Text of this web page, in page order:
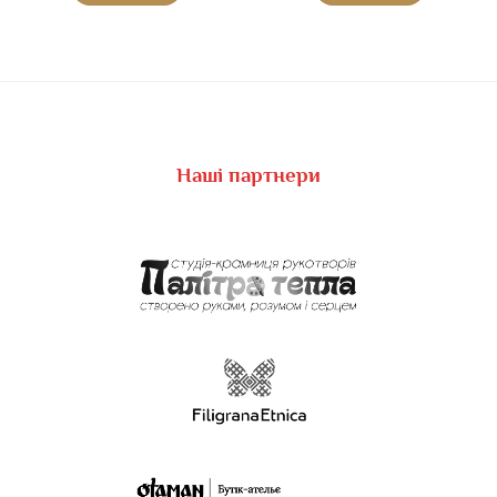
Наші партнери